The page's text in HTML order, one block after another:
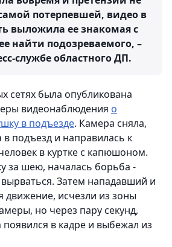
потерпевшей, видео в
выложила ее знакомая с
найти подозреваемого, –
службе областного ДП.
сетях была опубликована
видеонаблюдения о
в подъезде. Камера сняла,
подъезд и направилась к
в куртке с капюшоном.
за шею, началась борьба -
Затем нападавший и
движение, исчезли из зоны
но через пару секунд,
в кадре и выбежал из